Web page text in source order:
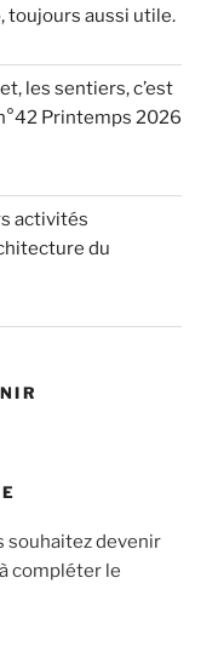
toujours aussi utile.
les sentiers, c’est
Printemps 2026
activités
du
souhaitez devenir
compléter le